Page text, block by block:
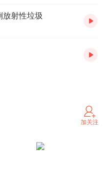
放射性垃圾
加关注